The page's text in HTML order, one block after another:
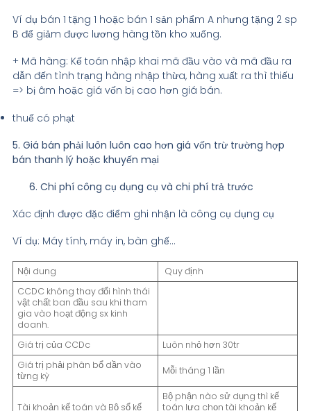
Ví dụ bán 1 tặng 1 hoặc bán 1 sản phẩm A nhưng tặng 2 sp
B để giảm được lương hàng tồn kho xuống.
+ Mã hàng: Kế toán nhập khai mã đầu vào và mã đầu ra
dẫn đến tình trạng hàng nhập thừa, hàng xuất ra thì thiếu
=> bị âm hoặc giá vốn bị cao hơn giá bán.
thuế có phạt
5. Giá bán phải luôn luôn cao hơn giá vốn trừ trường hợp
bán thanh lý hoặc khuyến mại
6. Chi phí công cụ dụng cụ và chi phí trả trước
Xác định được đặc điểm ghi nhận là công cụ dụng cụ
Ví dụ: Máy tính, máy in, bàn ghế…
Nội dung
Quy định
CCDC không thay đổi hình thái
vật chất ban đầu sau khi tham
gia vào hoạt động sx kinh
doanh.
Giá trị của CCDc
Luôn nhỏ hơn 30tr
Giá trị phải phân bổ dần vào
từng kỳ
Mỗi tháng 1 lần
Tài khoản kế toán và Bộ sổ kế
Bộ phận nào sử dụng thì kế
toán lựa chọn tài khoản kế